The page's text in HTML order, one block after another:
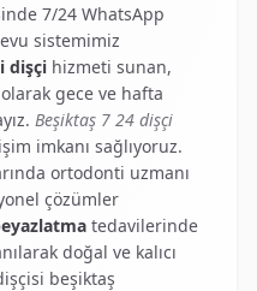
7/24 WhatsApp
sistemimiz
dişçi hizmeti sunan,
olarak gece ve hafta
Beşiktaş 7 24 dişçi
imkanı sağlıyoruz.
ortodonti uzmanı
çözümler
tedavilerinde
doğal ve kalıcı
beşiktaş